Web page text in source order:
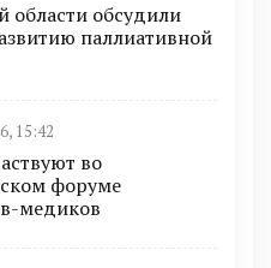
области обсудили
паллиативной
15:42
во
форуме
медиков